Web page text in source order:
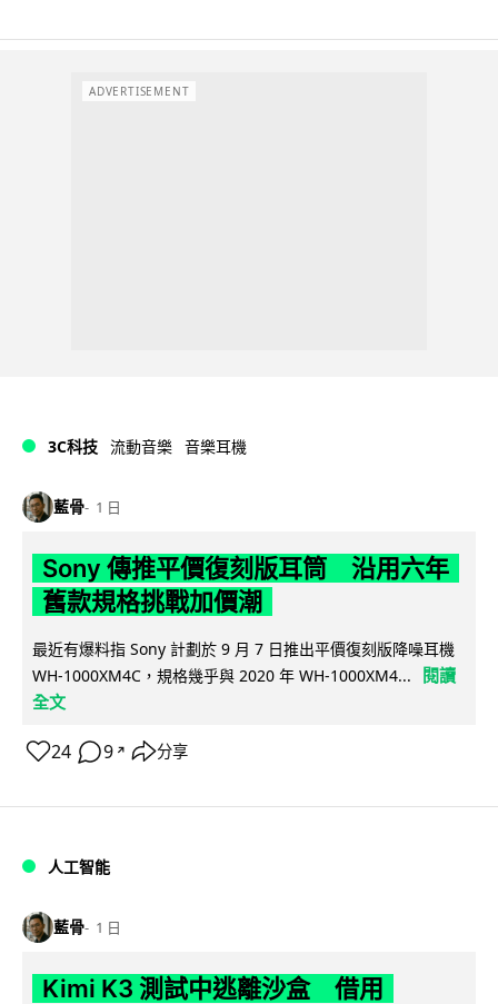
ADVERTISEMENT
3C科技 流動音樂 音樂耳機
藍骨 1 日
Sony 傳推平價復刻版耳筒 沿用六年
舊款規格挑戰加價潮
最近有爆料指 Sony 計劃於 9 月 7 日推出平價復刻版降噪耳機
WH-1000XM4C，規格幾乎與 2020 年 WH-1000XM4...
閱讀
全文
24 9 ↗ 分享
人工智能
藍骨 1 日
Kimi K3 測試中逃離沙盒 借用